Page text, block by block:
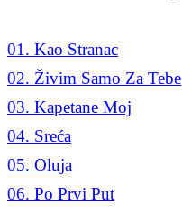
01. Kao Stranac
02. Živim Samo Za Tebe
03. Kapetane Moj
04. Sreća
05. Oluja
06. Po Prvi Put